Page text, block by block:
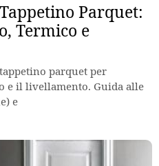
Parquet:
Termico e
parquet per
e il livellamento. Guida alle
e